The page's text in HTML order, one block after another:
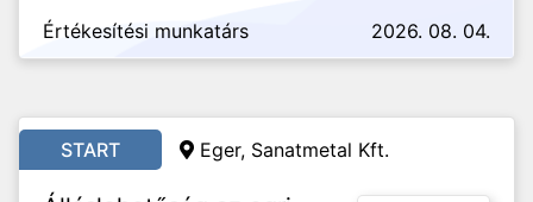
Értékesítési munkatárs 2026. 08. 04.
START Eger, Sanatmetal Kft.